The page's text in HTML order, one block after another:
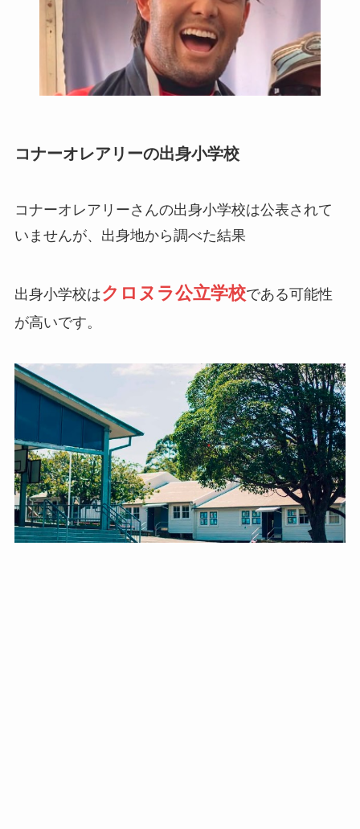
コナーオレアリーの出身小学校
コナーオレアリーさんの出身小学校は公表されて
いませんが、出身地から調べた結果
出身小学校はクロヌラ公立学校である可能性
が高いです。